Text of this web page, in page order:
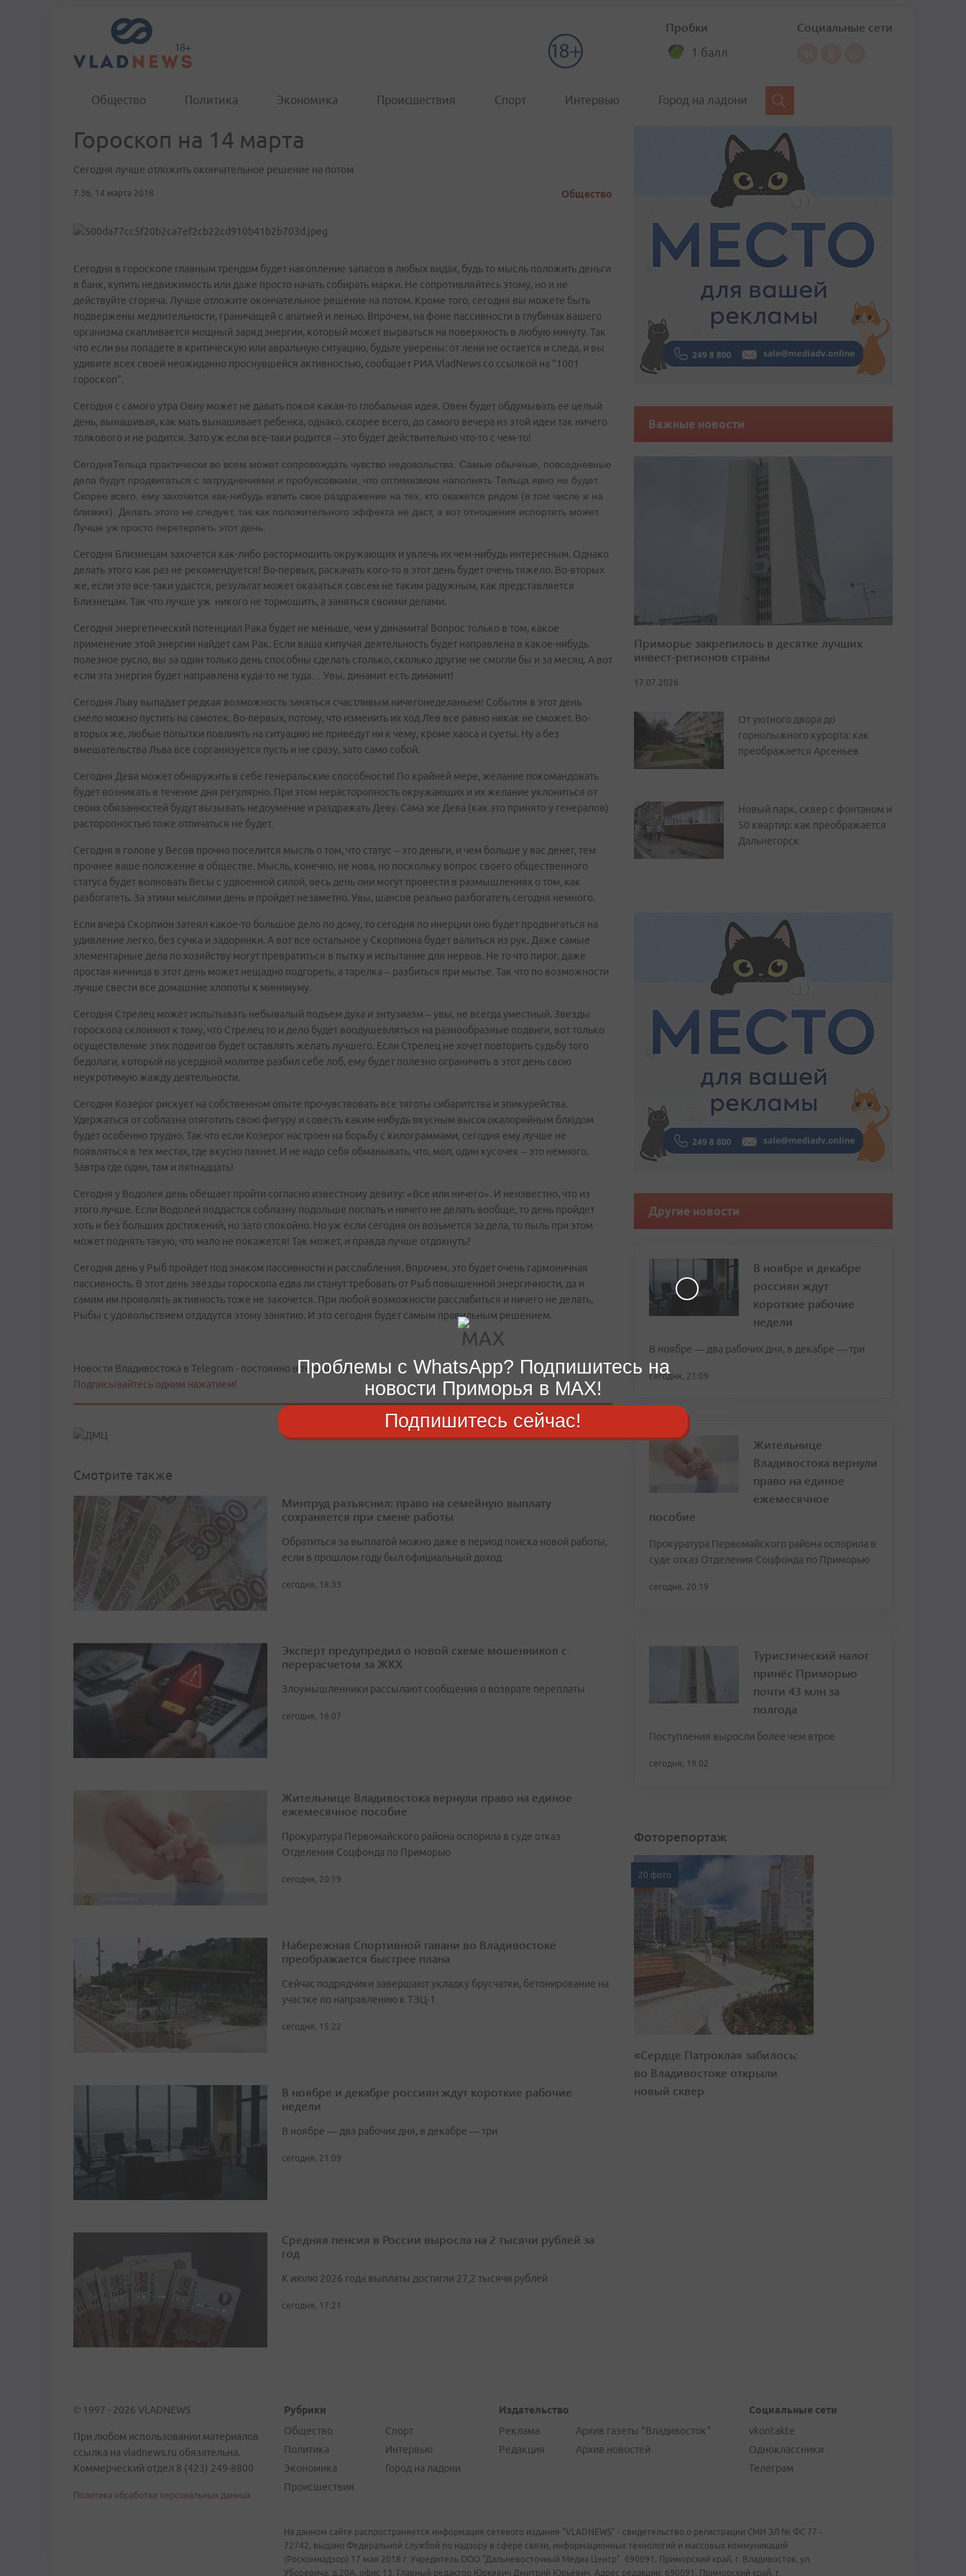
Пробки
1 балл
Социальные сети
Общество Политика Экономика Происшествия Спорт Интервью Город на ладони
Гороскоп на 14 марта
Сегодня лучше отложить окончательное решение на потом
7:36, 14 марта 2018 Общество
Сегодня в гороскопе главным трендом будет накопление запасов в любых видах, будь то мысль положить деньги
в банк, купить недвижимость или даже просто начать собирать марки. Не сопротивляйтесь этому, но и не
действуйте сгоряча. Лучше отложите окончательное решение на потом. Кроме того, сегодня вы можете быть
подвержены медлительности, граничащей с апатией и ленью. Впрочем, на фоне пассивности в глубинах вашего
организма скапливается мощный заряд энергии, который может вырваться на поверхность в любую минуту. Так
что если вы попадете в критическую или авральную ситуацию, будьте уверены: от лени не остается и следа, и вы
удивите всех своей неожиданно проснувшейся активностью, сообщает РИА VladNews со ссылкой на "1001
гороскоп".
Сегодня с самого утра Овну может не давать покоя какая-то глобальная идея. Овен будет обдумывать ее целый
день, вынашивая, как мать вынашивает ребенка, однако, скорее всего, до самого вечера из этой идеи так ничего
толкового и не родится. Зато уж если все-таки родится – это будет действительно что-то с чем-то!
СегодняТельца практически во всем может сопровождать чувство недовольства. Самые обычные, повседневные
дела будут продвигаться с затруднениями и пробуксовками, что оптимизмом наполнять Тельца явно не будет.
Скорее всего, ему захочется как-нибудь излить свое раздражение на тех, кто окажется рядом (в том числе и на
близких). Делать этого не следует, так как положительного эффекта не даст, а вот отношения испортить может.
Лучше уж просто перетерпеть этот день.
Сегодня Близнецам захочется как-либо растормошить окружающих и увлечь их чем-нибудь интересным. Однако
делать этого как раз не рекомендуется! Во-первых, раскачать кого-то в этот день будет очень тяжело. Во-вторых
же, если это все-таки удастся, результат может оказаться совсем не таким радужным, как представляется
Близнецам. Так что лучше уж никого не тормошить, а заняться своими делами.
Сегодня энергетический потенциал Рака будет не меньше, чем у динамита! Вопрос только в том, какое
применение этой энергии найдет сам Рак. Если ваша кипучая деятельность будет направлена в какое-нибудь
полезное русло, вы за один только день способны сделать столько, сколько другие не смогли бы и за месяц. А вот
если эта энергия будет направлена куда-то не туда… Увы, динамит есть динамит!
Сегодня Льву выпадает редкая возможность заняться счастливым ничегонеделаньем! События в этот день
смело можно пустить на самотек. Во-первых, потому, что изменить их ход Лев все равно никак не сможет. Во-
вторых же, любые попытки повлиять на ситуацию не приведут ни к чему, кроме хаоса и суеты. Ну а без
вмешательства Льва все сорганизуется пусть и не сразу, зато само собой.
Сегодня Дева может обнаружить в себе генеральские способности! По крайней мере, желание покомандовать
будет возникать в течение дня регулярно. При этом нерасторопность окружающих и их желание уклониться от
своих обязанностей будут вызывать недоумение и раздражать Деву. Сама же Дева (как это принято у генералов)
расторопностью тоже отличаться не будет.
Сегодня в голове у Весов прочно поселится мысль о том, что статус – это деньги, и чем больше у вас денег, тем
прочнее ваше положение в обществе. Мысль, конечно, не нова, но поскольку вопрос своего общественного
статуса будет волновать Весы с удвоенной силой, весь день они могут провести в размышлениях о том, как
разбогатеть. За этими мыслями день и пройдет незаметно. Увы, шансов реально разбогатеть сегодня немного.
Если вчера Скорпион затеял какое-то большое дело по дому, то сегодня по инерции оно будет продвигаться на
удивление легко, без сучка и задоринки. А вот все остальное у Скорпиона будет валиться из рук. Даже самые
элементарные дела по хозяйству могут превратиться в пытку и испытание для нервов. Не то что пирог, даже
простая яичница в этот день может нещадно подгореть, а тарелка – разбиться при мытье. Так что по возможности
лучше свести все домашние хлопоты к минимуму.
Сегодня Стрелец может испытывать небывалый подъем духа и энтузиазм – увы, не всегда уместный. Звезды
гороскопа склоняют к тому, что Стрелец то и дело будет воодушевляться на разнообразные подвиги, вот только
осуществление этих подвигов будет оставлять желать лучшего. Если Стрелец не хочет повторить судьбу того
бедолаги, который на усердной молитве разбил себе лоб, ему будет полезно ограничить в этот день свою
неукротимую жажду деятельности.
Сегодня Козерог рискует на собственном опыте прочувствовать все тяготы сибаритства и эпикурейства.
Удержаться от соблазна отяготить свою фигуру и совесть каким-нибудь вкусным высококалорийным блюдом
будет особенно трудно. Так что если Козерог настроен на борьбу с килограммами, сегодня ему лучше не
появляться в тех местах, где вкусно пахнет. И не надо себя обманывать, что, мол, один кусочек – это немного.
Завтра где один, там и пятнадцать!
Сегодня у Водолея день обещает пройти согласно известному девизу: «Все или ничего». И неизвестно, что из
этого лучше. Если Водолей поддастся соблазну подольше поспать и ничего не делать вообще, то день пройдет
хоть и без больших достижений, но зато спокойно. Но уж если сегодня он возьмется за дела, то пыль при этом
может поднять такую, что мало не покажется! Так может, и правда лучше отдохнуть?
Сегодня день у Рыб пройдет под знаком пассивности и расслабления. Впрочем, это будет очень гармоничная
пассивность. В этот день звезды гороскопа едва ли станут требовать от Рыб повышенной энергичности, да и
самим им проявлять активность тоже не захочется. При любой возможности расслабиться и ничего не делать,
Рыбы с удовольствием отдадутся этому занятию. И это сегодня будет самым правильным решением.
Новости Владивостока в Telegram - постоянно в течение дня.
Подписывайтесь одним нажатием!
Смотрите также
Минтруд разъяснил: право на семейную выплату
сохраняется при смене работы
Обратиться за выплатой можно даже в период поиска новой работы,
если в прошлом году был официальный доход
сегодня, 18:33
Эксперт предупредил о новой схеме мошенников с
перерасчетом за ЖКХ
Злоумышленники рассылают сообщения о возврате переплаты
сегодня, 16:07
Жительнице Владивостока вернули право на единое
ежемесячное пособие
Прокуратура Первомайского района оспорила в суде отказ
Отделения Соцфонда по Приморью
сегодня, 20:19
Набережная Спортивной гавани во Владивостоке
преображается быстрее плана
Сейчас подрядчики завершают укладку брусчатки, бетонирование на
участке по направлению к ТЭЦ-1
сегодня, 15:22
В ноябре и декабре россиян ждут короткие рабочие
недели
В ноябре — два рабочих дня, в декабре — три
сегодня, 21:09
Средняя пенсия в России выросла на 2 тысячи рублей за
год
К июлю 2026 года выплаты достигли 27,2 тысячи рублей
сегодня, 17:21
Важные новости
Приморье закрепилось в десятке лучших
инвест-регионов страны
17.07.2026
От уютного двора до
горнолыжного курорта: как
преображается Арсеньев
Новый парк, сквер с фонтаном и
50 квартир: как преображается
Дальнегорск
Другие новости
В ноябре и декабре
россиян ждут
короткие рабочие
недели
В ноябре — два рабочих дня, в декабре — три
сегодня, 21:09
Жительнице
Владивостока вернули
право на единое
ежемесячное
пособие
Прокуратура Первомайского района оспорила в
суде отказ Отделения Соцфонда по Приморью
сегодня, 20:19
Туристический налог
принёс Приморью
почти 43 млн за
полгода
Поступления выросли более чем втрое
сегодня, 19:02
Фоторепортаж
20 фото
«Сердце Патрокла» забилось:
во Владивостоке открыли
новый сквер
© 1997 - 2026 VLADNEWS
При любом использовании материалов
ссылка на vladnews.ru обязательна.
Коммерческий отдел 8 (423) 249-8800
Политика обработки персональных данных
Рубрики
Общество
Политика
Экономика
Происшествия
Спорт
Интервью
Город на ладони
Издательство
Реклама
Редакция
Архив газеты "Владивосток"
Архив новостей
Социальные сети
vkontakte
Одноклассники
Телеграм
На данном сайте распространяется информация сетевого издания "VLADNEWS" - свидетельство о регистрации СМИ ЭЛ № ФС 77 -
72742, выдано Федеральной службой по надзору в сфере связи, информационных технологий и массовых коммуникаций
(Роскомнадзор) 17 мая 2018 г. Учредитель ООО "Дальневосточный Медиа Центр". 690091, Приморский край, г. Владивосток, ул.
Уборевича, д.20А, офис 13. Главный редактор Юркевич Дмитрий Юрьевич. Адрес редакции: 690091, Приморский край, г.
Проблемы с WhatsApp? Подпишитесь на
новости Приморья в MAX!
Подпишитесь сейчас!